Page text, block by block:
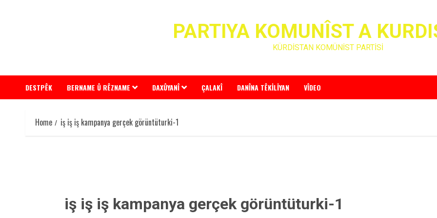
PARTIYA KOMUNÎST A
KÜRDİSTAN KOMÜNİST PARTİSİ
DESTPÊK BERNAME Û RÊZNAME DAXÛYANÎ ÇALAKÎ DANÎNA TÊKILIYAN VÎDEO
Home iş iş iş kampanya gerçek görüntüturki-1
iş iş iş kampanya gerçek görüntüturki-1